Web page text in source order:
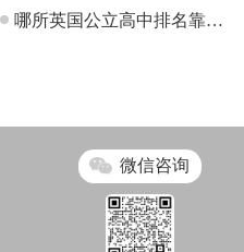
哪所英国公立高中排名靠
微信咨询